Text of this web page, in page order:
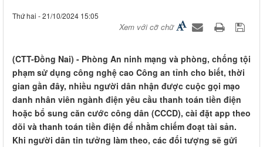
Thứ hai - 21/10/2024 15:05
Xem với cỡ chữ
(CTT-Đồng Nai) - Phòng An ninh mạng và phòng, chống tội
phạm sử dụng công nghệ cao Công an tỉnh cho biết, thời
gian gần đây, nhiều người dân nhận được cuộc gọi mạo
danh nhân viên ngành điện yêu cầu thanh toán tiền điện
hoặc bổ sung căn cước công dân (CCCD), cài đặt app theo
dõi và thanh toán tiền điện để nhằm chiếm đoạt tài sản.
Khi người dân tin tưởng làm theo, các đối tượng sẽ gửi